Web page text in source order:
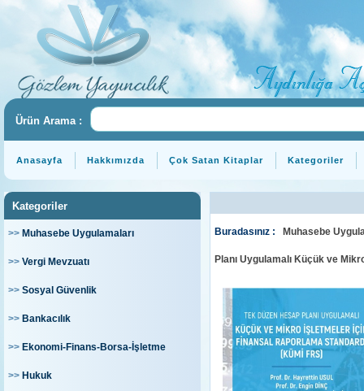
Ürün Arama :
Anasayfa Hakkımızda Çok Satan Kitaplar Kategoriler
Kategoriler
>> Muhasebe Uygulamaları
>> Vergi Mevzuatı
>> Sosyal Güvenlik
>> Bankacılık
>> Ekonomi-Finans-Borsa-İşletme
>> Hukuk
Buradasınız : Muhasebe
Planı Uygulamalı Küçük ve